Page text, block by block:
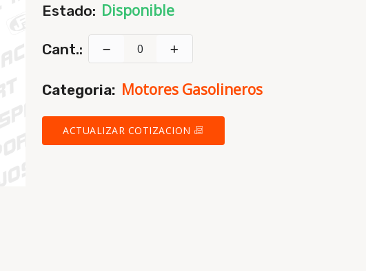
Estado: Disponible
Cant.:
Categoria: Motores Gasolineros
ACTUALIZAR COTIZACION